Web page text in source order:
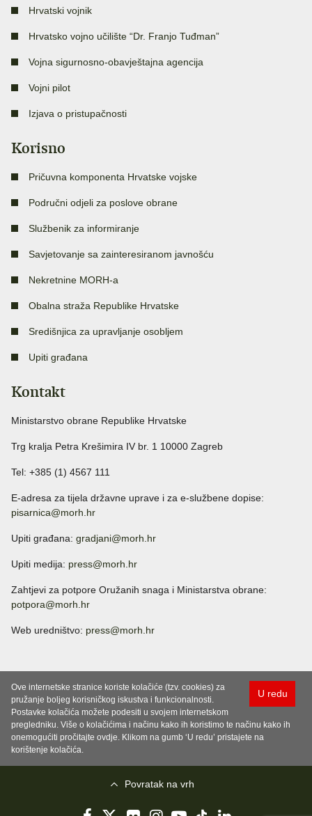
Hrvatski vojnik
Hrvatsko vojno učilište “Dr. Franjo Tuđman”
Vojna sigurnosno-obavještajna agencija
Vojni pilot
Izjava o pristupačnosti
Korisno
Pričuvna komponenta Hrvatske vojske
Područni odjeli za poslove obrane
Službenik za informiranje
Savjetovanje sa zainteresiranom javnošću
Nekretnine MORH-a
Obalna straža Republike Hrvatske
Središnjica za upravljanje osobljem
Upiti građana
Kontakt
Ministarstvo obrane Republike Hrvatske
Trg kralja Petra Krešimira IV br. 1 10000 Zagreb
Tel: +385 (1) 4567 111
E-adresa za tijela državne uprave i za e-službene dopise:
pisarnica@morh.hr
Upiti građana: gradjani@morh.hr
Upiti medija: press@morh.hr
Zahtjevi za potpore Oružanih snaga i Ministarstva obrane:
potpora@morh.hr
Web uredništvo: press@morh.hr
U redu
Ove internetske stranice koriste kolačiće (tzv. cookies) za
pružanje boljeg korisničkog iskustva i funkcionalnosti.
Postavke kolačića možete podesiti u svojem internetskom
pregledniku. Više o kolačićima i načinu kako ih koristimo te načinu kako ih
onemogućiti pročitajte ovdje. Klikom na gumb ‘U redu’ pristajete na
korištenje kolačića.
Povratak na vrh